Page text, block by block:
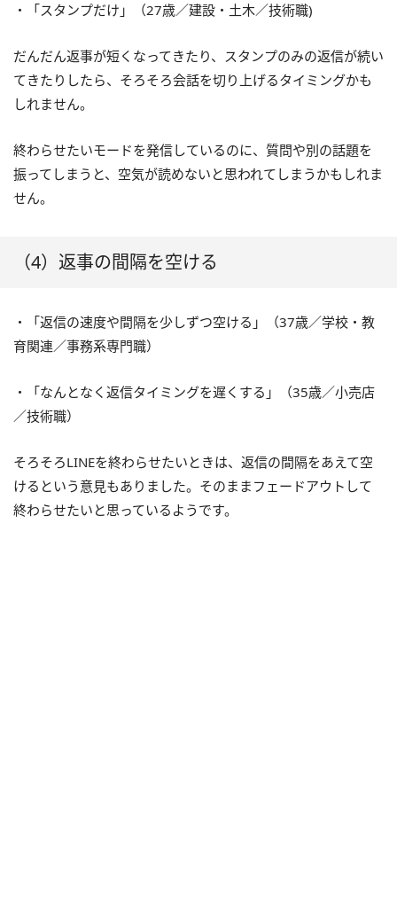
・「スタンプだけ」（27歳／建設・土木／技術職)
だんだん返事が短くなってきたり、スタンプのみの返信が続い
てきたりしたら、そろそろ会話を切り上げるタイミングかも
しれません。
終わらせたいモードを発信しているのに、質問や別の話題を
振ってしまうと、空気が読めないと思われてしまうかもしれま
せん。
（4）返事の間隔を空ける
・「返信の速度や間隔を少しずつ空ける」（37歳／学校・教
育関連／事務系専門職）
・「なんとなく返信タイミングを遅くする」（35歳／小売店
／技術職）
そろそろLINEを終わらせたいときは、返信の間隔をあえて空
けるという意見もありました。そのままフェードアウトして
終わらせたいと思っているようです。